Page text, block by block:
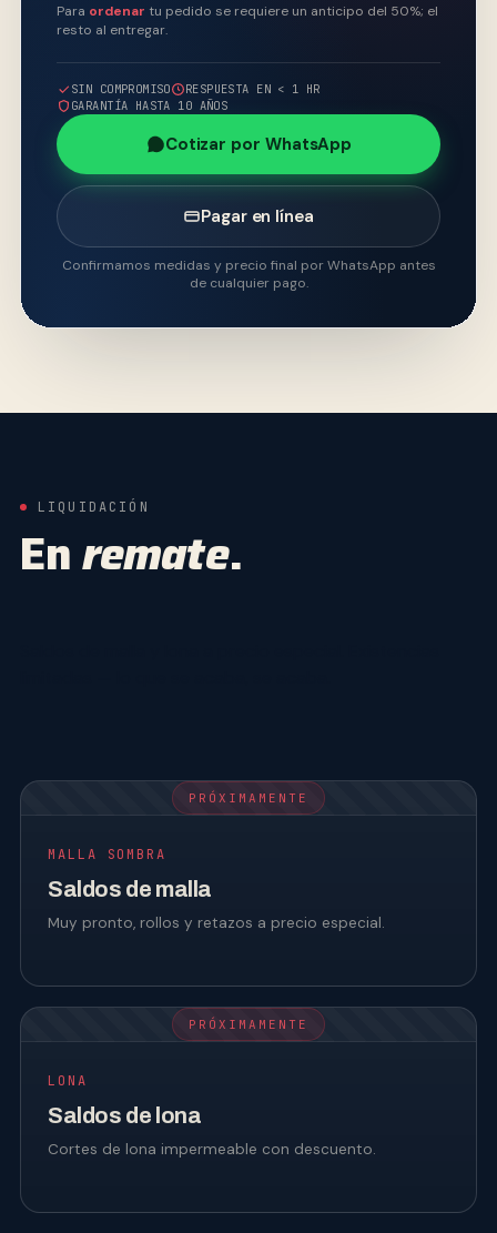
Para ordenar tu pedido se requiere un anticipo del 50%; el
resto al entregar.
SIN COMPROMISO
RESPUESTA EN < 1 HR
GARANTÍA HASTA 10 AÑOS
Cotizar por WhatsApp
Pagar en línea
Confirmamos medidas y precio final por WhatsApp antes
de cualquier pago.
LIQUIDACIÓN
Enremate.
PRÓXIMAMENTE
MALLA SOMBRA
Saldos de malla
Muy pronto, rollos y retazos a precio especial.
PRÓXIMAMENTE
LONA
Saldos de lona
Cortes de lona impermeable con descuento.